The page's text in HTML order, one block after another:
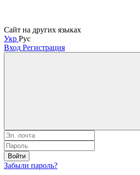
Сайт на других языках
Укр Рус
Вход Регистрация
Войти
Забыли пароль?